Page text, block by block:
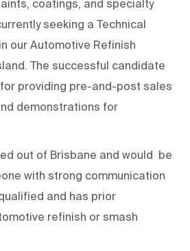
coatings, and specialty
seeking a Technical
our Automotive Refinish
The successful candidate
providing pre-and-post sales
demonstrations for
out of Brisbane and would be
with strong communication
and has prior
refinish or smash